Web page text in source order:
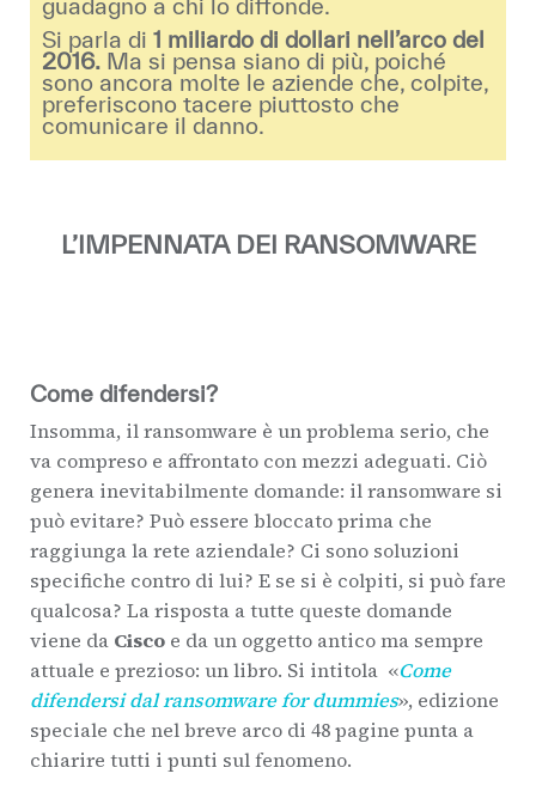
guadagno a chi lo diffonde.
Si parla di 1 miliardo di dollari nell’arco del
2016. Ma si pensa siano di più, poiché
sono ancora molte le aziende che, colpite,
preferiscono tacere piuttosto che
comunicare il danno.
L’IMPENNATA DEI RANSOMWARE
Come difendersi?
Insomma, il ransomware è un problema serio, che
va compreso e affrontato con mezzi adeguati. Ciò
genera inevitabilmente domande: il ransomware si
può evitare? Può essere bloccato prima che
raggiunga la rete aziendale? Ci sono soluzioni
specifiche contro di lui? E se si è colpiti, si può fare
qualcosa? La risposta a tutte queste domande
viene da Cisco e da un oggetto antico ma sempre
attuale e prezioso: un libro. Si intitola «Come
difendersi dal ransomware for dummies», edizione
speciale che nel breve arco di 48 pagine punta a
chiarire tutti i punti sul fenomeno.